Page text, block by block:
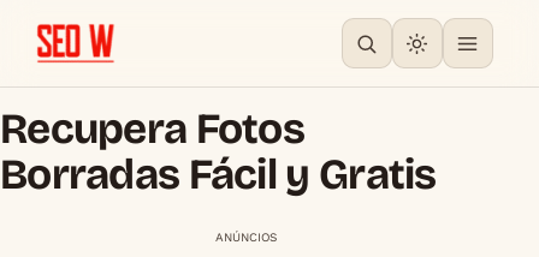
Recupera Fotos
Borradas Fácil y Gratis
ANÚNCIOS